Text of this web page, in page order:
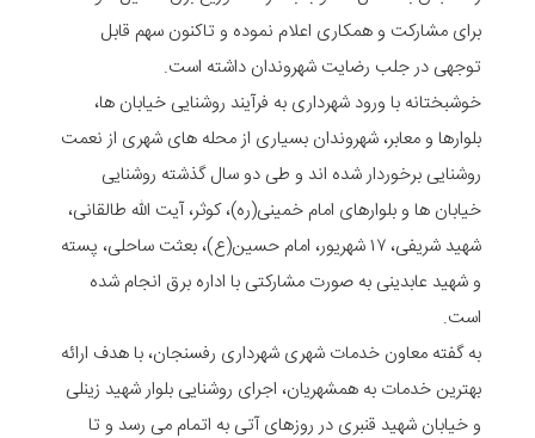
برای مشارکت و همکاری اعلام نموده و تاکنون سهم قابل
توجهی در جلب رضایت شهروندان داشته است.
خوشبختانه با ورود شهرداری به فرآیند روشنایی خیابان ها،
بلوارها و معابر، شهروندان بسیاری از محله های شهری از نعمت
روشنایی برخوردار شده اند و طی دو سال گذشته روشنایی
خیابان ها و بلوارهای امام خمینی(ره)، کوثر، آیت الله طالقانی،
شهید شریفی، ۱۷ شهریور، امام حسین(ع)، بعثت ساحلی، پسته
و شهید عابدینی به صورت مشارکتی با اداره برق انجام شده
است.
به گفته معاون خدمات شهری شهرداری رفسنجان، با هدف ارائه
بهترین خدمات به همشهریان، اجرای روشنایی بلوار شهید زینلی
و خیابان شهید قنبری در روزهای آتی به اتمام می رسد و تا